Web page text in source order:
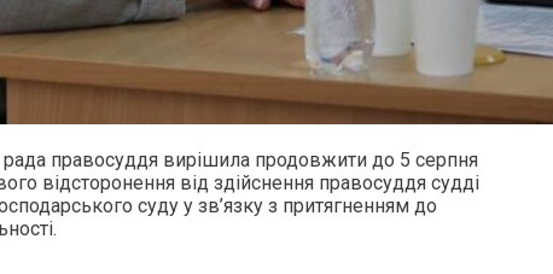
правосуддя вирішила продовжити до 5 серпня
відсторонення від здійснення правосуддя судді
суду у зв’язку з притягненням до